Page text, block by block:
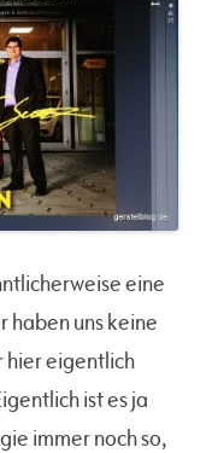
eine
haben uns keine
hier eigentlich
ist es ja
immer noch so,